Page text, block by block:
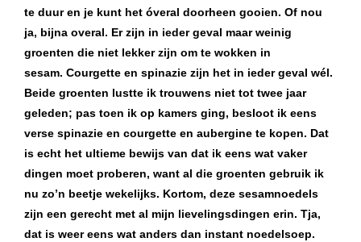
te duur en je kunt het óveral doorheen gooien. Of nou
ja, bijna overal. Er zijn in ieder geval maar weinig
groenten die niet lekker zijn om te wokken in
sesam. Courgette en spinazie zijn het in ieder geval wél.
Beide groenten lustte ik trouwens niet tot twee jaar
geleden; pas toen ik op kamers ging, besloot ik eens
verse spinazie en courgette en aubergine te kopen. Dat
is echt het ultieme bewijs van dat ik eens wat vaker
dingen moet proberen, want al die groenten gebruik ik
nu zo’n beetje wekelijks. Kortom, deze sesamnoedels
zijn een gerecht met al mijn lievelingsdingen erin. Tja,
dat is weer eens wat anders dan instant noedelsoep.